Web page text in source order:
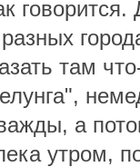
говорится.
там
а
утром,